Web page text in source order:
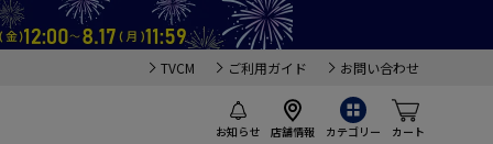
TVCM ご利用ガイド お問い合わせ
お知らせ 店舗情報 カテゴリー カート